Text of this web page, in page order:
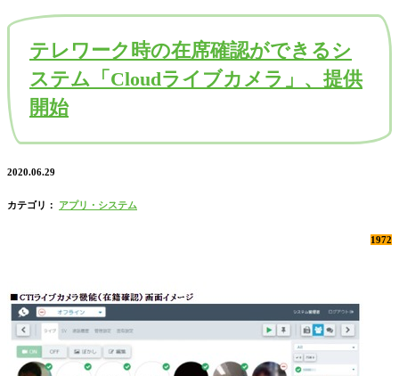
テレワーク時の在席確認ができるシ
ステム「Cloudライブカメラ」、提供
開始
2020.06.29
カテゴリ： アプリ・システム
1972